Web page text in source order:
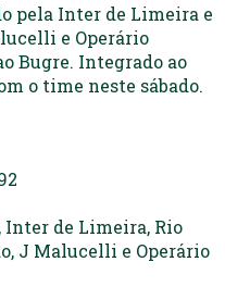
pela Inter de Limeira e
e Operário
Bugre. Integrado ao
o time neste sábado.
Inter de Limeira, Rio
J Malucelli e Operário